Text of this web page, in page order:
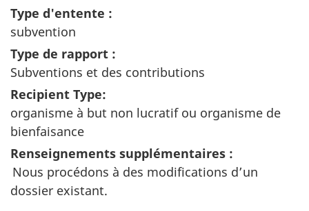
Type d'entente :
subvention
Type de rapport :
Subventions et des contributions
Recipient Type:
organisme à but non lucratif ou organisme de
bienfaisance
Renseignements supplémentaires :
Nous procédons à des modifications d’un
dossier existant.